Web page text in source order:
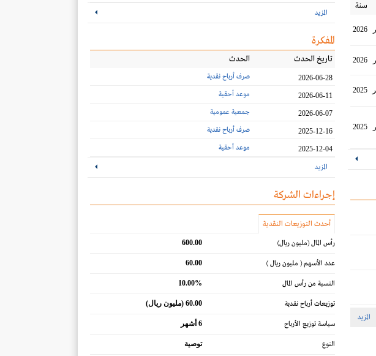
سنة
2026
2026
2025
2025
المزيد
المزيد
المفكرة
تاريخ الحدث الحدث
2026-06-28 صرف أرباح نقدية
2026-06-11 موعد أحقية
2026-06-07 جمعية عمومية
2025-12-16 صرف أرباح نقدية
2025-12-04 موعد أحقية
المزيد
إجراءات الشركة
أحدث التوزيعات النقدية
رأس المال(مليون ريال) 600.00
عدد الأسهم( مليون ريال ) 60.00
النسبة من رأس المال 10.00%
توزيعات أرباح نقدية 60.00 (مليون ريال)
سياسة توزيع الأرباح 6 أشهر
النوع توصية